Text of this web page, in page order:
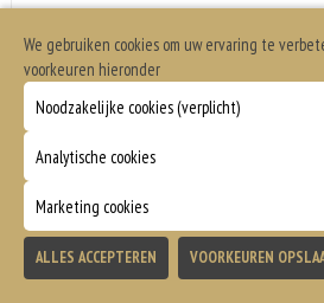
Döner Schotels
Geserveerd met friet of Aardappelen,
Bezorgen Afhalen
Totaal
€0,00
We gebruiken cookies om uw ervaring te
voorkeuren hieronder
Noodzakelijke cookies (verplicht)
Analytische cookies
Marketing cookies
ALLES ACCEPTEREN VOORKEUREN